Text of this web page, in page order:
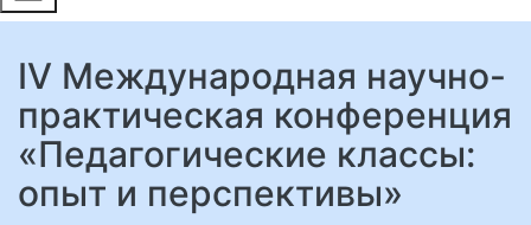
IV Международная научно-
практическая конференция
«Педагогические классы:
опыт и перспективы»